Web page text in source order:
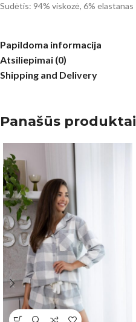
Sudėtis: 94% viskozė, 6% elastanas
Papildoma informacija
Atsiliepimai (0)
Shipping and Delivery
Panašūs produktai